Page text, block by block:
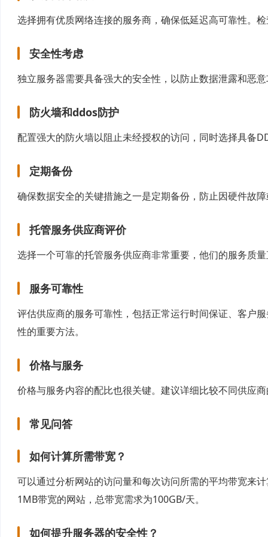
选择拥有优质网络连接的服务商，确保低延迟高可靠性。
安全性考虑
独立服务器需要具备强大的安全性，以防止数据泄露和恶
防火墙和ddos防护
配置强大的防火墙以阻止未经授权的访问，同时选择具备
定期备份
确保数据安全的关键措施之一是定期备份，防止因硬件故
托管服务供应商评价
选择一个可靠的托管服务供应商非常重要，他们的服务质
服务可靠性
评估供应商的服务可靠性，包括正常运行时间保证、客户
性的重要方法。
价格与服务
价格与服务内容的配比也很关键。建议详细比较不同供应
常见问答
如何计算所需带宽？
可以通过分析网站的访问量和每次访问所需的平均带宽来
1MB带宽的网站，总带宽需求为100GB/天。
如何提升服务器的安全性？